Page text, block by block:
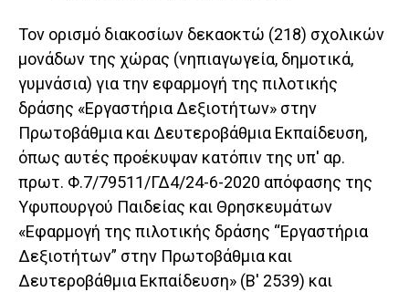
Τον ορισμό διακοσίων δεκαοκτώ (218) σχολικών
μονάδων της χώρας (νηπιαγωγεία, δημοτικά,
γυμνάσια) για την εφαρμογή της πιλοτικής
δράσης «Εργαστήρια Δεξιοτήτων» στην
Πρωτοβάθμια και Δευτεροβάθμια Εκπαίδευση,
όπως αυτές προέκυψαν κατόπιν της υπ' αρ.
πρωτ. Φ.7/79511/ΓΔ4/24-6-2020 απόφασης της
Υφυπουργού Παιδείας και Θρησκευμάτων
«Εφαρμογή της πιλοτικής δράσης “Εργαστήρια
Δεξιοτήτων” στην Πρωτοβάθμια και
Δευτεροβάθμια Εκπαίδευση» (Β' 2539) και